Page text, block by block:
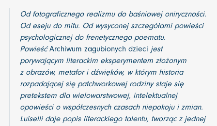
Od fotograficznego realizmu do baśniowej oniryczności.
Od eseju do mitu. Od wysyconej szczegółami powieści
psychologicznej do frenetycznego poematu.
PowieśćArchiwum zagubionych dzieci jest
porywającym literackim eksperymentem złożonym
z obrazów, metafor i dźwięków, w którym historia
rozpadającej się patchworkowej rodziny staje się
pretekstem dla wielowarstwowej, intelektualnej
opowieści o współczesnych czasach niepokoju i zmian.
Luiselli daje popis literackiego talentu, tworząc z jednej